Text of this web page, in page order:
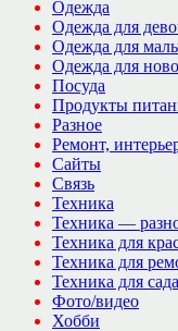
Одежда
Одежда для
Одежда для
Одежда для
Посуда
Продукты
Разное
Ремонт,
Сайты
Связь
Техника
Техника —
Техника для
Техника для
Техника для сада
Фото/видео
Хобби